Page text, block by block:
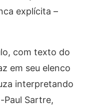
explícita –
com texto do
em seu elenco
interpretando
Paul Sartre,